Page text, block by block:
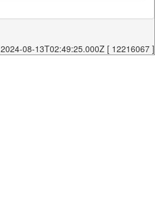
2024-08-13T02:49:25.000Z [ 12216067 ]